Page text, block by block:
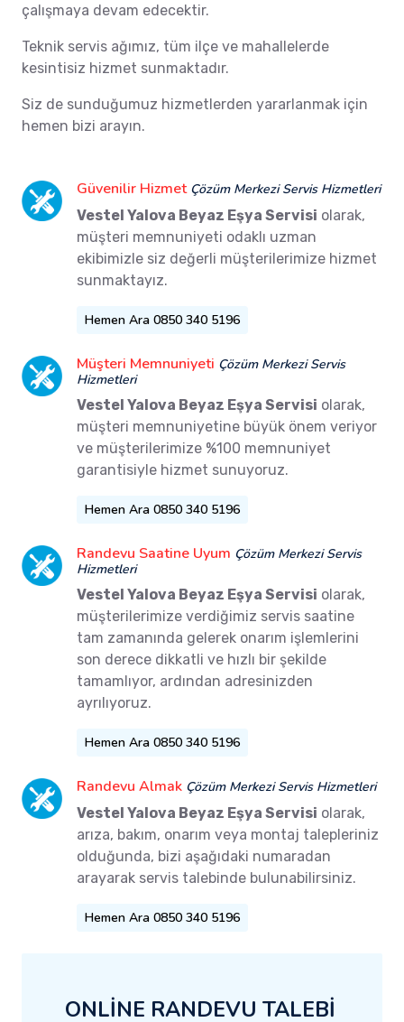
çalışmaya devam edecektir.
Teknik servis ağımız, tüm ilçe ve mahallelerde
kesintisiz hizmet sunmaktadır.
Siz de sunduğumuz hizmetlerden yararlanmak için
hemen bizi arayın.
Güvenilir Hizmet Çözüm Merkezi Servis Hizmetleri
Vestel Yalova Beyaz Eşya Servisi olarak,
müşteri memnuniyeti odaklı uzman
ekibimizle siz değerli müşterilerimize hizmet
sunmaktayız.
Hemen Ara 0850 340 5196
Müşteri Memnuniyeti Çözüm Merkezi Servis
Hizmetleri
Vestel Yalova Beyaz Eşya Servisi olarak,
müşteri memnuniyetine büyük önem veriyor
ve müşterilerimize %100 memnuniyet
garantisiyle hizmet sunuyoruz.
Hemen Ara 0850 340 5196
Randevu Saatine Uyum Çözüm Merkezi Servis
Hizmetleri
Vestel Yalova Beyaz Eşya Servisi olarak,
müşterilerimize verdiğimiz servis saatine
tam zamanında gelerek onarım işlemlerini
son derece dikkatli ve hızlı bir şekilde
tamamlıyor, ardından adresinizden
ayrılıyoruz.
Hemen Ara 0850 340 5196
Randevu Almak Çözüm Merkezi Servis Hizmetleri
Vestel Yalova Beyaz Eşya Servisi olarak,
arıza, bakım, onarım veya montaj talepleriniz
olduğunda, bizi aşağıdaki numaradan
arayarak servis talebinde bulunabilirsiniz.
Hemen Ara 0850 340 5196
ONLİNE RANDEVU TALEBİ